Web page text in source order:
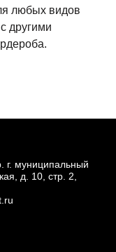
любых видов
другими
г. муниципальный
д. 10, стр. 2,